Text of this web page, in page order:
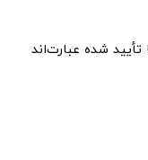
شده عبارت‌اند